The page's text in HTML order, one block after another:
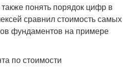
понять порядок цифр в
сравнил стоимость самых
фундаментов на примере
по стоимости